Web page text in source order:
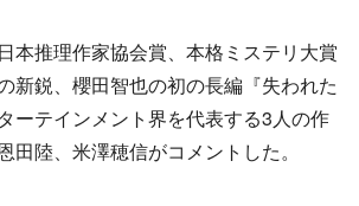
本推理作家協会賞、本格ミステリ大賞
新鋭、櫻田智也の初の長編『失われた
ーテインメント界を代表する3人の作
田陸、米澤穂信がコメントした。